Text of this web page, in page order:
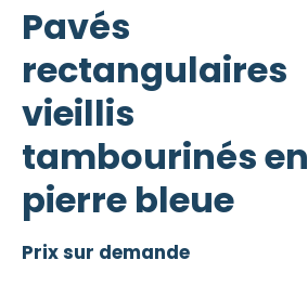
Pavés
rectangulaires
vieillis
tambourinés en
pierre bleue
Prix sur demande